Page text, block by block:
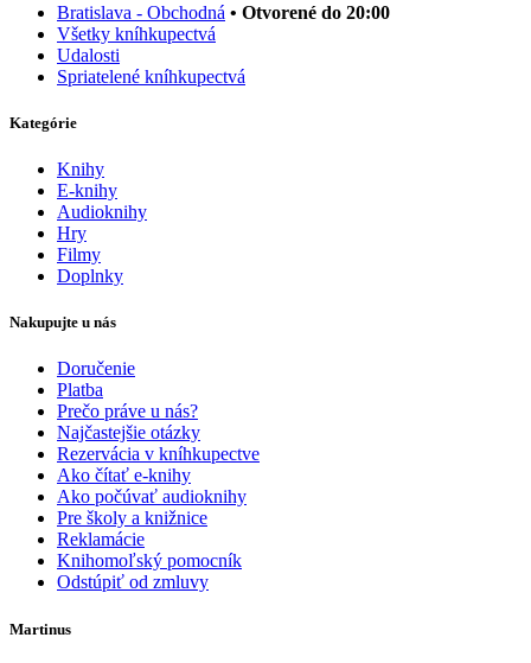
Bratislava - Obchodná • Otvorené do 20:00
Všetky kníhkupectvá
Udalosti
Spriatelené kníhkupectvá
Kategórie
Knihy
E-knihy
Audioknihy
Hry
Filmy
Doplnky
Nakupujte u nás
Doručenie
Platba
Prečo práve u nás?
Najčastejšie otázky
Rezervácia v kníhkupectve
Ako čítať e-knihy
Ako počúvať audioknihy
Pre školy a knižnice
Reklamácie
Knihomoľský pomocník
Odstúpiť od zmluvy
Martinus